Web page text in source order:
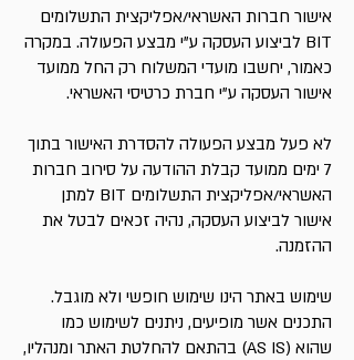
אישור חברות האשראי/אפליקצית התשלומים
BIT לביצוע העסקה ע"י מבצע הפעולה. במקרה
כאמור, יחשבו מועדי המשלוח רק החל ממועד
אישור העסקה ע"י חברת כרטיסי האשראי.
לא פעל מבצע הפעולה להסדרת האישור בתוך
7 ימים ממועד קבלת ההודעה על סירוב חברות
האשראי/אפליקצית התשלומים BIT למתן
אישור לביצוע העסקה, נהיה זכאים לבטל את
ההזמנה.
שימוש באתר הינו שימוש חופשי ולא מוגבל.
התכנים אשר מופיעים, ניתנים לשימוש כמו
שהוא (AS IS) בהתאם להחלטת האתר ומנהליו,